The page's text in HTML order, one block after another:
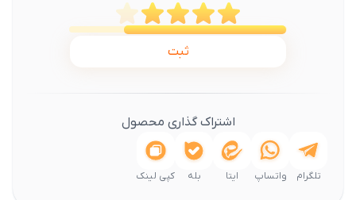
ثبت
اشتراک گذاری محصول
تلگرام واتساپ ایتا بله کپی لینک